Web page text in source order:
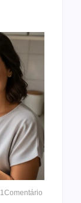
1Comentário